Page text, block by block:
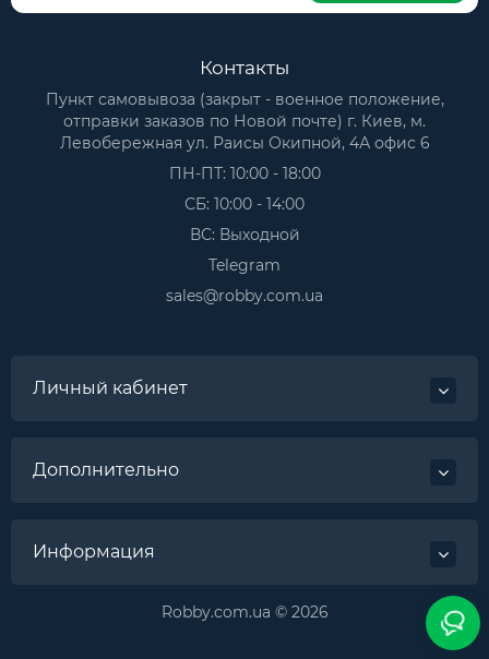
Контакты
Пункт самовывоза (закрыт - военное положение,
отправки заказов по Новой почте) г. Киев, м.
Левобережная ул. Раисы Окипной, 4А офис 6
ПН-ПТ: 10:00 - 18:00
СБ: 10:00 - 14:00
ВС: Выходной
Telegram
sales@robby.com.ua
Личный кабинет
Дополнительно
Информация
Robby.com.ua © 2026